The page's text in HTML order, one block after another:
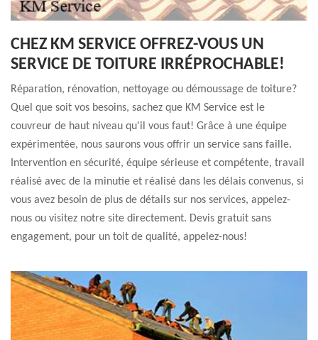
CHEZ KM SERVICE OFFREZ-VOUS UN
SERVICE DE TOITURE IRRÉPROCHABLE!
Réparation, rénovation, nettoyage ou démoussage de toiture?
Quel que soit vos besoins, sachez que KM Service est le
couvreur de haut niveau qu'il vous faut! Grâce à une équipe
expérimentée, nous saurons vous offrir un service sans faille.
Intervention en sécurité, équipe sérieuse et compétente, travail
réalisé avec de la minutie et réalisé dans les délais convenus, si
vous avez besoin de plus de détails sur nos services, appelez-
nous ou visitez notre site directement. Devis gratuit sans
engagement, pour un toit de qualité, appelez-nous!